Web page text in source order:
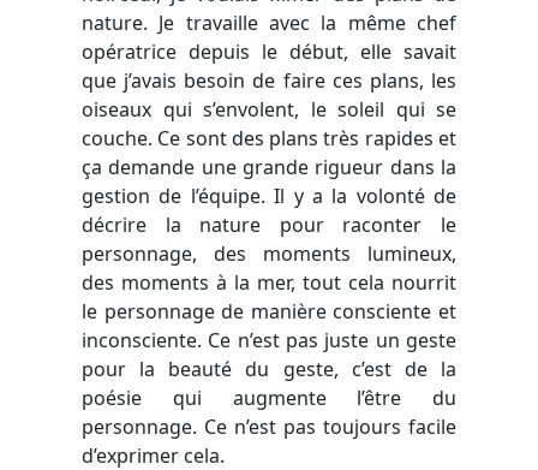
nature. Je travaille avec la même chef
opératrice depuis le début, elle savait
que j’avais besoin de faire ces plans, les
oiseaux qui s’envolent, le soleil qui se
couche. Ce sont des plans très rapides et
ça demande une grande rigueur dans la
gestion de l’équipe. Il y a la volonté de
décrire la nature pour raconter le
personnage, des moments lumineux,
des moments à la mer, tout cela nourrit
le personnage de manière consciente et
inconsciente. Ce n’est pas juste un geste
pour la beauté du geste, c’est de la
poésie qui augmente l’être du
personnage. Ce n’est pas toujours facile
d’exprimer cela.